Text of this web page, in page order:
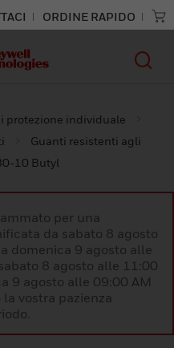
ORDINE RAPIDO
protezione individuale
Guanti resistenti agli
10 Butyl
per una
da sabato 8 agosto
domenica 9 agosto alle
8 agosto alle 11:00
9 agosto alle 09:00 AM
la vostra pazienza